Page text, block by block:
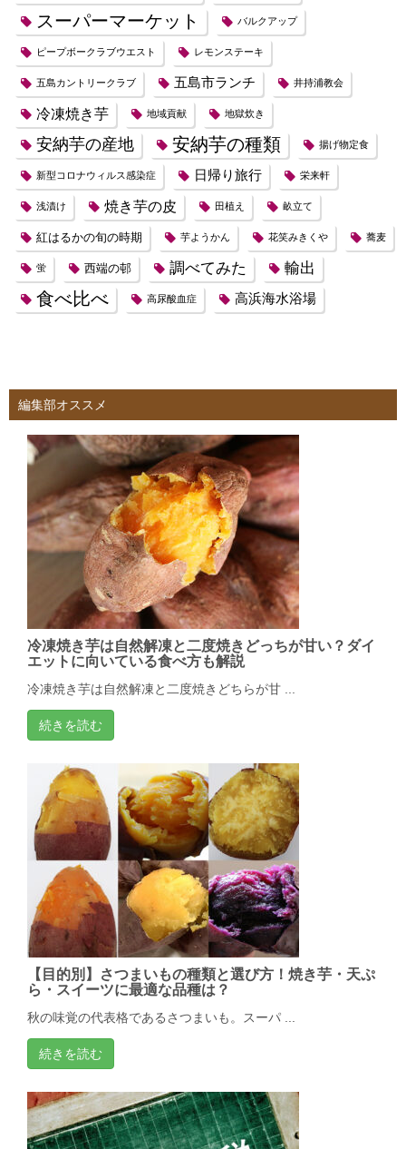
スーパーマーケット バルクアップ
ピープボークラブウエスト レモンステーキ
五島カントリークラブ 五島市ランチ 井持浦教会
冷凍焼き芋 地域貢献 地獄炊き
安納芋の産地 安納芋の種類 揚げ物定食
新型コロナウィルス感染症 日帰り旅行 栄来軒
浅漬け 焼き芋の皮 田植え 畝立て
紅はるかの旬の時期 芋ようかん 花笑みきくや 蕎麦
蛍 西端の邨 調べてみた 輸出
食べ比べ 高尿酸血症 高浜海水浴場
編集部オススメ
冷凍焼き芋は自然解凍と二度焼きどっちが甘い？ダイ
エットに向いている食べ方も解説
冷凍焼き芋は自然解凍と二度焼きどちらが甘 ...
続きを読む
【目的別】さつまいもの種類と選び方！焼き芋・天ぷ
ら・スイーツに最適な品種は？
秋の味覚の代表格であるさつまいも。スーパ ...
続きを読む